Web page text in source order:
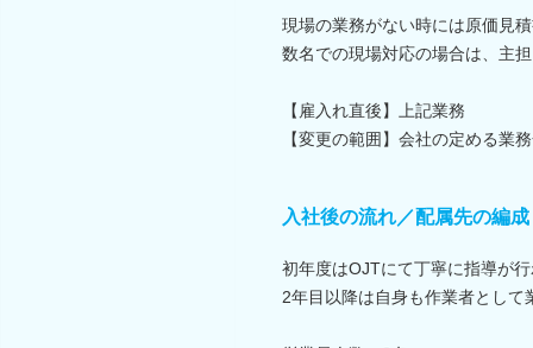
現場の業務がない時には原価見
数名での現場対応の場合は、主
【雇入れ直後】上記業務
【変更の範囲】会社の定める業
入社後の流れ／配属先の編成
初年度はOJTにて丁寧に指導が
2年目以降は自身も作業者とし